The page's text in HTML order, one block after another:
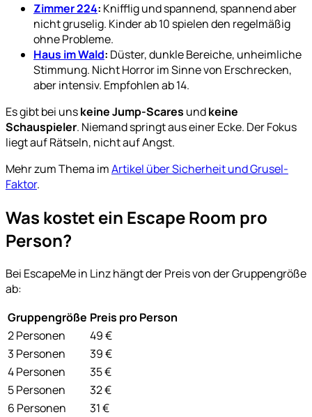
Zimmer 224: Knifflig und spannend, spannend aber
nicht gruselig. Kinder ab 10 spielen den regelmäßig
ohne Probleme.
Haus im Wald: Düster, dunkle Bereiche, unheimliche
Stimmung. Nicht Horror im Sinne von Erschrecken,
aber intensiv. Empfohlen ab 14.
Es gibt bei unskeine Jump-Scares undkeine
Schauspieler. Niemand springt aus einer Ecke. Der Fokus
liegt auf Rätseln, nicht auf Angst.
Mehr zum Thema imArtikel über Sicherheit und Grusel-
Faktor.
Was kostet ein Escape Room pro
Person?
Bei EscapeMe in Linz hängt der Preis von der Gruppengröße
ab:
Gruppengröße Preis pro Person
2 Personen
49 €
3 Personen
39 €
4 Personen
35 €
5 Personen
32 €
6 Personen
31 €